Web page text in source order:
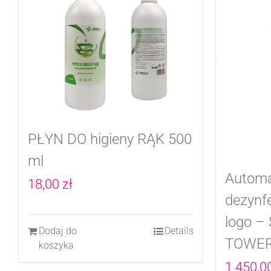
PŁYN DO higieny RĄK 500
ml
18,00 zł
Dodaj do
koszyka
Details
logo –
1